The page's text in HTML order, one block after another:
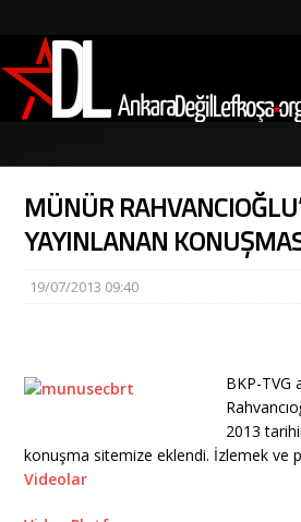
MÜNÜR
YAYINLANAN
19/07/2013 09:40
BKP-TVG
2013
konuşma sitemize eklendi. İzlemek ve
Videolar